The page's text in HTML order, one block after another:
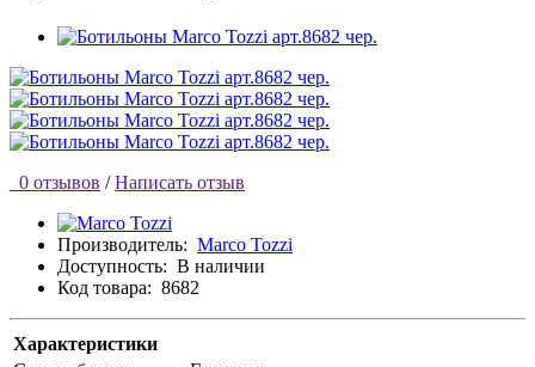
0 отзывов / Написать отзыв
Производитель: Marco Tozzi
Доступность: В наличии
Код товара: 8682
Характеристики